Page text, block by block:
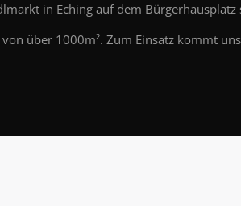
in Eching auf dem Bürgerhausplatz
über 1000m². Zum Einsatz kommt